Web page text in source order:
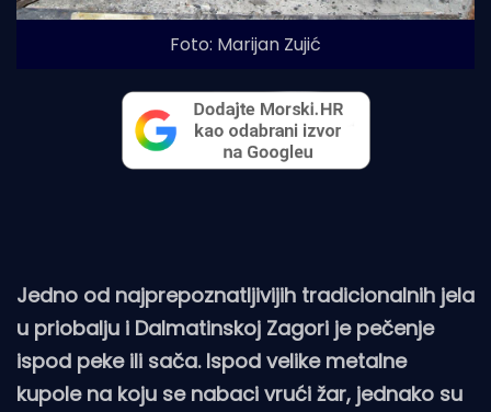
Foto: Marijan Zujić
Jedno od najprepoznatljivijih tradicionalnih jela
u priobalju i Dalmatinskoj Zagori je pečenje
ispod peke ili sača. Ispod velike metalne
kupole na koju se nabaci vrući žar, jednako su